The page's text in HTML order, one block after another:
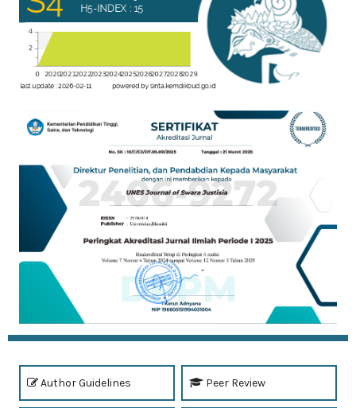
Author Guidelines Peer Review